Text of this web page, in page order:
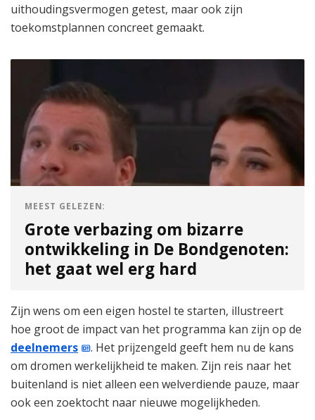
uithoudingsvermogen getest, maar ook zijn
toekomstplannen concreet gemaakt.
MEEST GELEZEN:
Grote verbazing om bizarre
ontwikkeling in De Bondgenoten:
het gaat wel erg hard
Zijn wens om een eigen hostel te starten, illustreert
hoe groot de impact van het programma kan zijn op de
deelnemers
. Het prijzengeld geeft hem nu de kans
om dromen werkelijkheid te maken. Zijn reis naar het
buitenland is niet alleen een welverdiende pauze, maar
ook een zoektocht naar nieuwe mogelijkheden.